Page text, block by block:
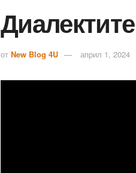
Диалектите
от New Blog 4U април 1, 2024